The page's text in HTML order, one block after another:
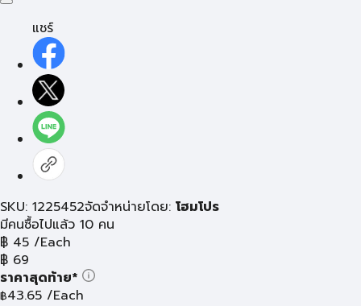
แชร์
SKU: 1225452จัดจำหน่ายโดย: โฮมโปร
มีคนซื้อไปแล้ว 10 คน
฿ 45 /Each
฿ 69
ราคาสุดท้าย*
฿43.65 /Each